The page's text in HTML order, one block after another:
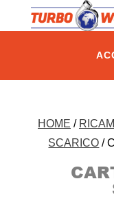
HOME /
SCARICO /